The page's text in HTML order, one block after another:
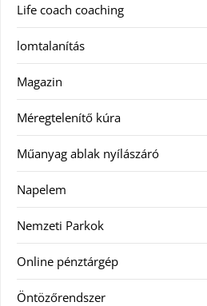
Life coach coaching
lomtalanítás
Magazin
Méregtelenítő kúra
Műanyag ablak nyílászáró
Napelem
Nemzeti Parkok
Online pénztárgép
Öntözőrendszer